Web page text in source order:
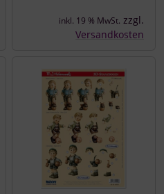
inkl. 19 % MwSt. zzgl.
Versandkosten